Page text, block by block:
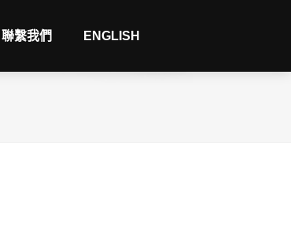
聯繫我們 ENGLISH